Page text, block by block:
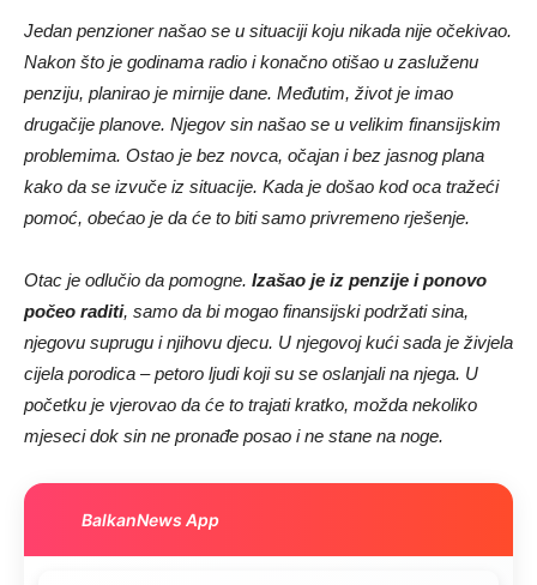
Jedan penzioner našao se u situaciji koju nikada nije očekivao.
Nakon što je godinama radio i konačno otišao u zasluženu
penziju, planirao je mirnije dane. Međutim, život je imao
drugačije planove. Njegov sin našao se u velikim finansijskim
problemima. Ostao je bez novca, očajan i bez jasnog plana
kako da se izvuče iz situacije. Kada je došao kod oca tražeći
pomoć, obećao je da će to biti samo privremeno rješenje.
Otac je odlučio da pomogne. Izašao je iz penzije i ponovo
počeo raditi, samo da bi mogao finansijski podržati sina,
njegovu suprugu i njihovu djecu. U njegovoj kući sada je živjela
cijela porodica – petoro ljudi koji su se oslanjali na njega. U
početku je vjerovao da će to trajati kratko, možda nekoliko
mjeseci dok sin ne pronađe posao i ne stane na noge.
BalkanNews App